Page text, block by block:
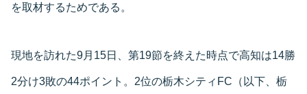
を取材するためである。
現地を訪れた9月15日、第19節を終えた時点で高知は14勝
2分け3敗の44ポイント。2位の栃木シティFC（以下、栃